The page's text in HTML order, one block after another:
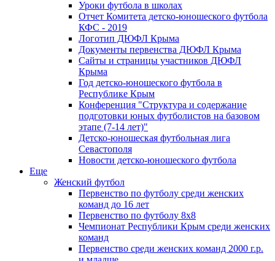
Уроки футбола в школах
Отчет Комитета детско-юношеского футбола
КФС - 2019
Логотип ДЮФЛ Крыма
Документы первенства ДЮФЛ Крыма
Сайты и страницы участников ДЮФЛ
Крыма
Год детско-юношеского футбола в
Республике Крым
Конференция "Структура и содержание
подготовки юных футболистов на базовом
этапе (7-14 лет)"
Детско-юношеская футбольная лига
Севастополя
Новости детско-юношеского футбола
Еще
Женский футбол
Первенство по футболу среди женских
команд до 16 лет
Первенство по футболу 8х8
Чемпионат Республики Крым среди женских
команд
Первенство среди женских команд 2000 г.р.